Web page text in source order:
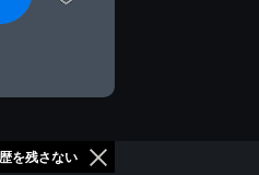
を残さない